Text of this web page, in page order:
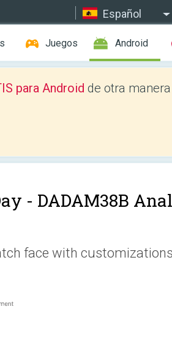
Español
Juegos Android
para Android de otra
- DADAM38B
face with